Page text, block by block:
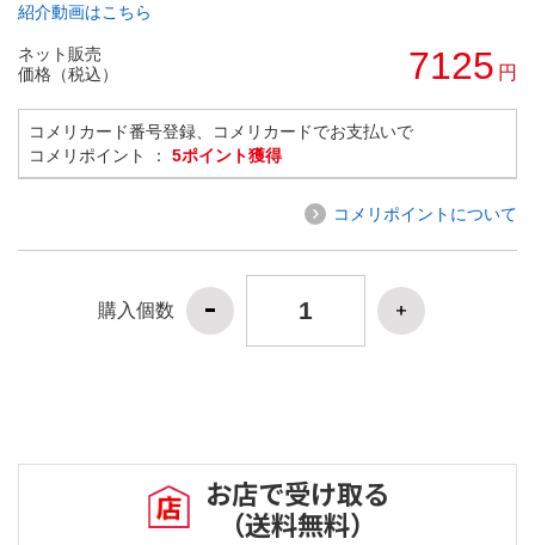
紹介動画はこちら
ネット販売
価格（税込）
7125 円
コメリカード番号登録、コメリカードでお支払いで
コメリポイント ： 5ポイント獲得
コメリポイントについて
購入個数
お店で受け取る
（送料無料）